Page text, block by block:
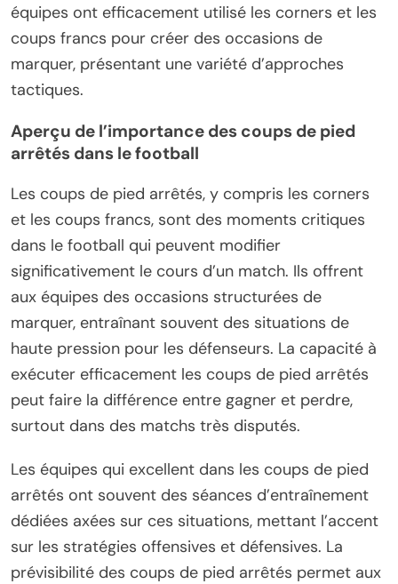
équipes ont efficacement utilisé les corners et les
coups francs pour créer des occasions de
marquer, présentant une variété d’approches
tactiques.
Aperçu de l’importance des coups de pied
arrêtés dans le football
Les coups de pied arrêtés, y compris les corners
et les coups francs, sont des moments critiques
dans le football qui peuvent modifier
significativement le cours d’un match. Ils offrent
aux équipes des occasions structurées de
marquer, entraînant souvent des situations de
haute pression pour les défenseurs. La capacité à
exécuter efficacement les coups de pied arrêtés
peut faire la différence entre gagner et perdre,
surtout dans des matchs très disputés.
Les équipes qui excellent dans les coups de pied
arrêtés ont souvent des séances d’entraînement
dédiées axées sur ces situations, mettant l’accent
sur les stratégies offensives et défensives. La
prévisibilité des coups de pied arrêtés permet aux